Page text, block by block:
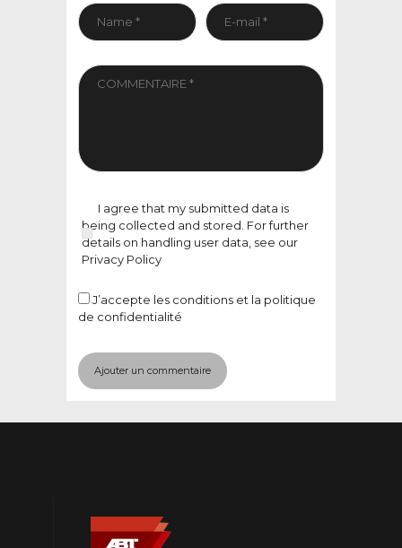
I agree that my submitted data is
being collected and stored. For further
details on handling user data, see our
Privacy Policy
J’accepte les conditions et la politique
de confidentialité